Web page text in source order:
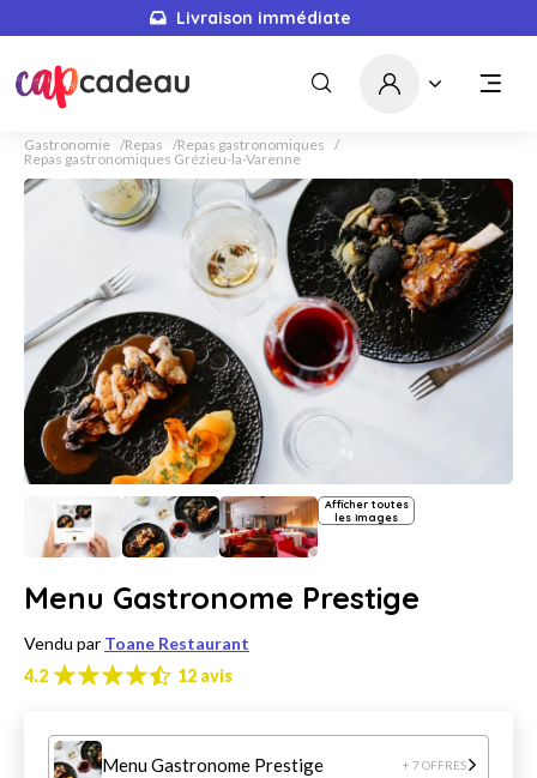
Livraison immédiate
Gastronomie Repas
Repas gastronomiques
Repas gastronomiques Grézieu-la-Varenne
Afficher toutes
les images
Menu Gastronome Prestige
Vendu par Toane Restaurant
4.2
12 avis
Menu Gastronome Prestige + 7 OFFRES